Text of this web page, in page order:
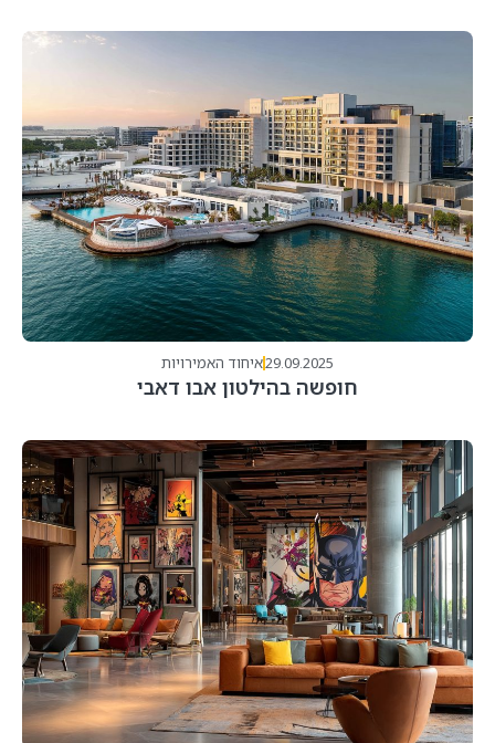
29.09.2025איחוד האמירויות
חופשה בהילטון אבו דאבי